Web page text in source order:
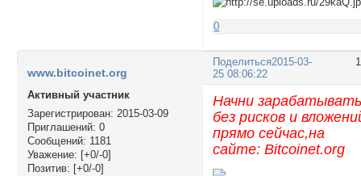
0
Поделиться2015-03-
25 08:06:22
www.bitcoinet.org
Активный участник
Зарегистрирован: 2015-03-09
Приглашений: 0
Сообщений: 1181
Уважение: [+0/-0]
Позитив: [+0/-0]
Начни
без рисков и
прямо сейчас,на
сайте: Bitcoinet.org